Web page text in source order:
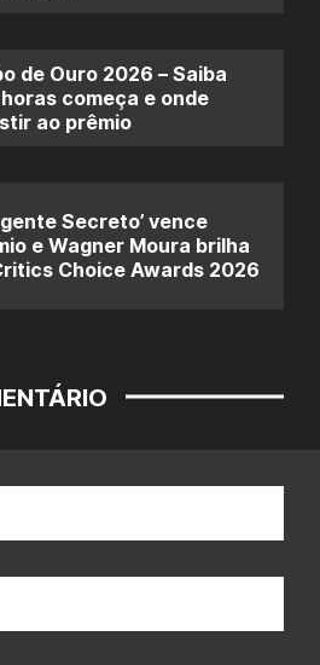
de Ouro 2026 – Saiba
começa e onde
ao prêmio
Secreto’ vence
e Wagner Moura brilha
Choice Awards 2026